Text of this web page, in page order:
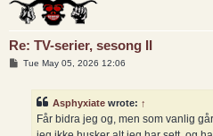
Re: TV-serier, sesong II
PTue May 05, 2026 12:06
Asphyxiate wrote: ↑
Får bidra jeg og, men som vanlig